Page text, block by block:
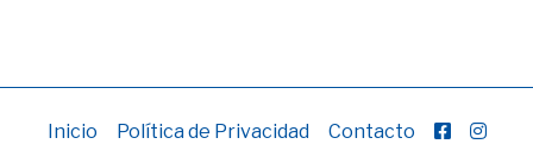
Inicio Política de Privacidad Contacto